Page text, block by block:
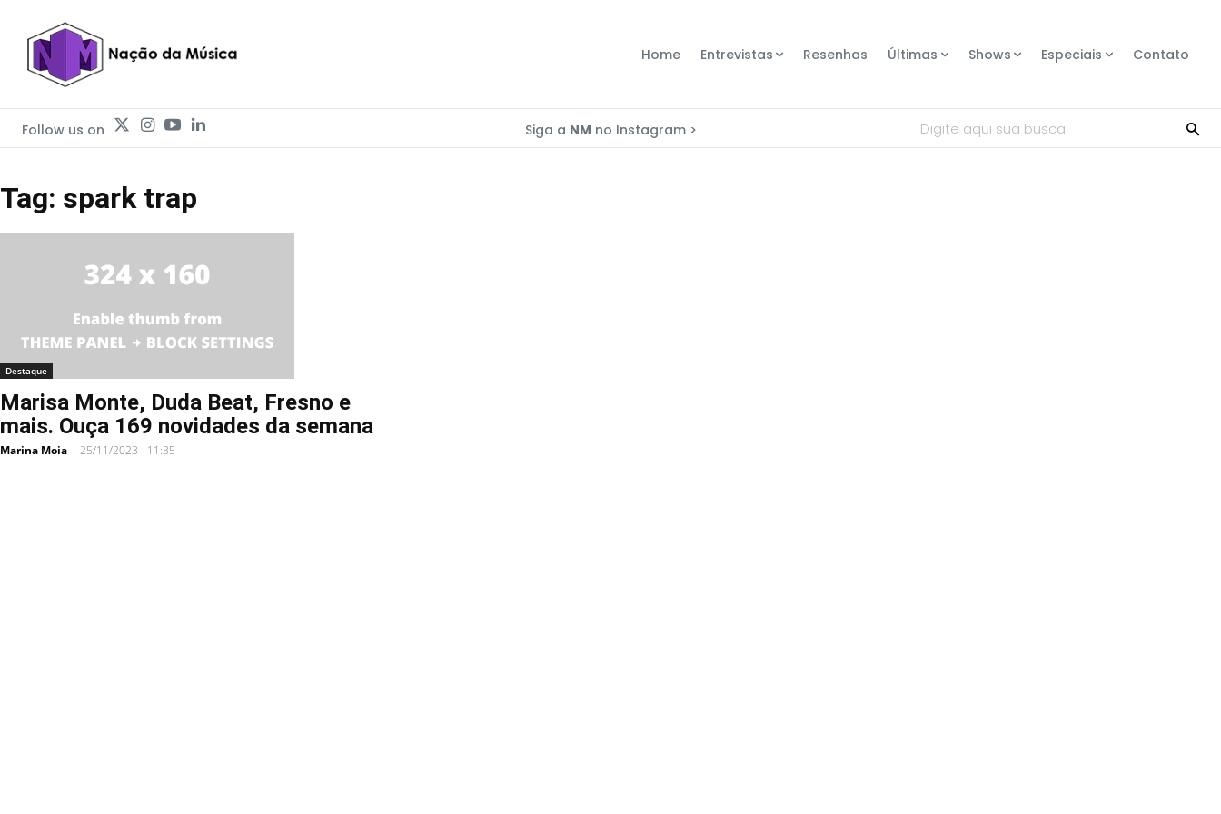
Home Entrevistas Resenhas Últimas Shows Especiais Contato
Follow us on Siga a NM no Instagram > Digite aqui sua busca
Tag: spark trap
Destaque
Marisa Monte, Duda Beat, Fresno e
mais. Ouça 169 novidades da semana
Marina Moia - 25/11/2023 - 11:35